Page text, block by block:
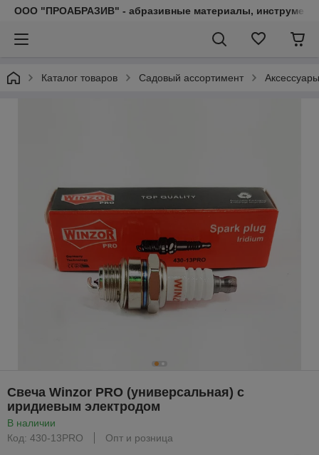
ООО "ПРОАБРАЗИВ" - абразивные материалы, инструмент,
Каталог товаров Садовый ассортимент
Свеча Winzor PRO (универсальная) с
иридиевым электродом
В наличии
Код: 430-13PRO
Опт и розница